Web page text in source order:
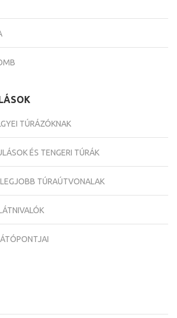
TÚRÁZÓKNAK
ÉS TENGERI TÚRÁK
TÚRAÚTVONALAK